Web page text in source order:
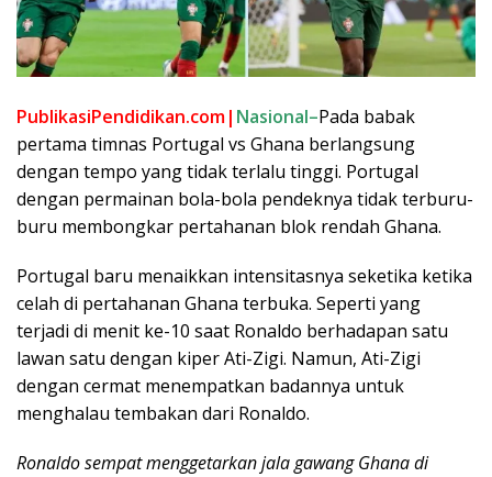
PublikasiPendidikan.com| Nasional–Pada babak
pertama timnas Portugal vs Ghana berlangsung
dengan tempo yang tidak terlalu tinggi. Portugal
dengan permainan bola-bola pendeknya tidak terburu-
buru membongkar pertahanan blok rendah Ghana.
Portugal baru menaikkan intensitasnya seketika ketika
celah di pertahanan Ghana terbuka. Seperti yang
terjadi di menit ke-10 saat Ronaldo berhadapan satu
lawan satu dengan kiper Ati-Zigi. Namun, Ati-Zigi
dengan cermat menempatkan badannya untuk
menghalau tembakan dari Ronaldo.
Ronaldo sempat menggetarkan jala gawang Ghana di